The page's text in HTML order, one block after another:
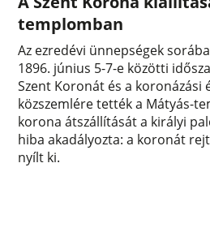
templomban
Az ezredévi ünnepségek
1896. június 5-7-e közötti
Szent Koronát és a koronázási
közszemlére tették a Mátyás-
korona átszállítását a királyi
hiba akadályozta: a koronát
nyílt ki.